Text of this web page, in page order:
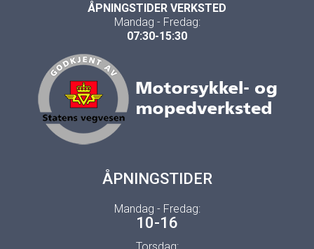
ÅPNINGSTIDER VERKSTED
Mandag - Fredag:
07:30-15:30
ÅPNINGSTIDER
Mandag - Fredag:
10-16